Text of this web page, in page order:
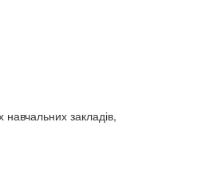
навчальних закладів,